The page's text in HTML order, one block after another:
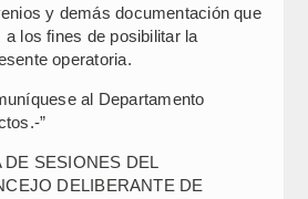
y demás documentación que
los fines de posibilitar la
operatoria.
al Departamento
”
DE SESIONES DEL
DELIBERANTE DE